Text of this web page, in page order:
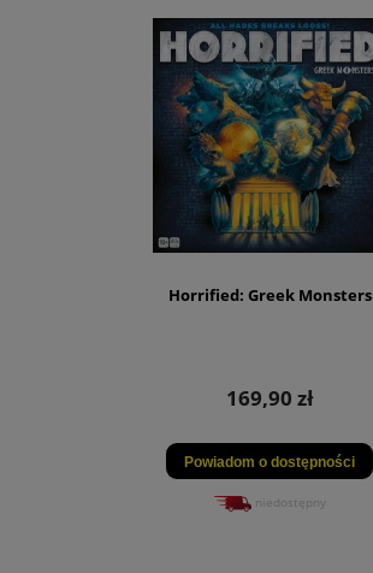
Horrified: Greek Monsters
169,90 zł
Powiadom o dostępności
niedostępny